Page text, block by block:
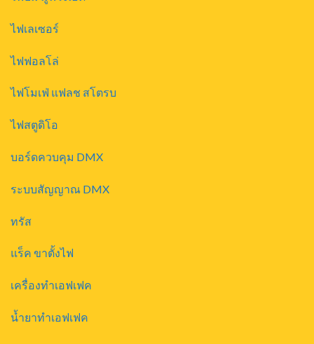
ไฟเลเซอร์
ไฟฟอลโล่
ไฟโมเฟ่ แฟลช สโตรบ
ไฟสตูดิโอ
บอร์ดควบคุม DMX
ระบบสัญญาณ DMX
ทรัส
แร็ค ขาตั้งไฟ
เครื่องทำเอฟเฟค
น้ำยาทำเอฟเฟค